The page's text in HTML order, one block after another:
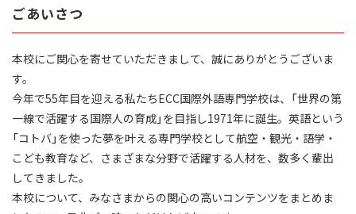
ごあいさつ
本校にご関心を寄せていただきまして、誠にありがとうございま
す。
今年で55年目を迎える私たちECC国際外語専門学校は、「世界の第
一線で活躍する国際人の育成」を目指し1971年に誕生。英語という
「コトバ」を使った夢を叶える専門学校として航空・観光・語学・
こども教育など、さまざまな分野で活躍する人材を、数多く輩出
してきました。
本校について、みなさまからの関心の高いコンテンツをまとめま